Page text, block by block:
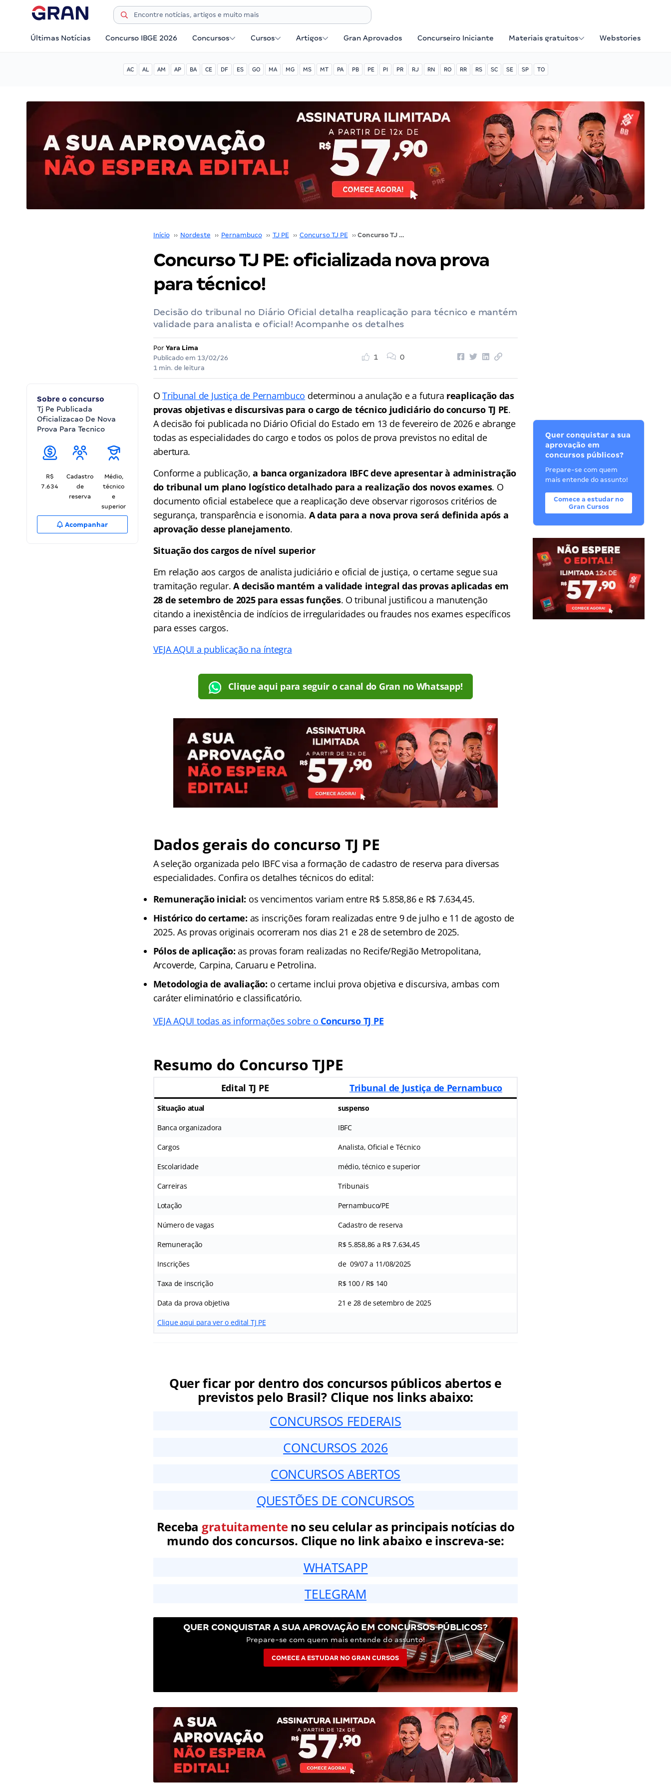
Últimas Notícias Concurso IBGE 2026 Concursos Cursos Artigos Gran Aprovados Concurseiro Iniciante Materiais gratuitos Webstories
AC AL AM AP BA CE DF ES GO MA MG MS MT PA PB PE PI PR RJ RN RO RR RS SC SE SP TO
Início ›› Nordeste ›› Pernambuco ›› TJ PE ›› Concurso TJ PE ›› Concurso TJ PE: oficializada nova prova para técnico!
Concurso TJ PE: oficializada nova prova
para técnico!
Decisão do tribunal no Diário Oficial detalha reaplicação para técnico e mantém
validade para analista e oficial! Acompanhe os detalhes
Por Yara Lima
Publicado em 13/02/26
1 min. de leitura
1 0
Sobre o concurso
Tj Pe Publicada
Oficializacao De Nova
Prova Para Tecnico
R$
7.634
Cadastro
de
reserva
Médio,
técnico
e
superior
Acompanhar
OTribunal de Justiça de Pernambuco determinou a anulação e a futura reaplicação das
provas objetivas e discursivas para o cargo de técnico judiciário do concurso TJ PE.
A decisão foi publicada no Diário Oficial do Estado em 13 de fevereiro de 2026 e abrange
todas as especialidades do cargo e todos os polos de prova previstos no edital de
abertura.
Conforme a publicação,a banca organizadora IBFC deve apresentar à administração
do tribunal um plano logístico detalhado para a realização dos novos exames. O
documento oficial estabelece que a reaplicação deve observar rigorosos critérios de
segurança, transparência e isonomia. A data para a nova prova será definida após a
aprovação desse planejamento.
Situação dos cargos de nível superior
Em relação aos cargos de analista judiciário e oficial de justiça, o certame segue sua
tramitação regular. A decisão mantém a validade integral das provas aplicadas em
28 de setembro de 2025 para essas funções. O tribunal justificou a manutenção
citando a inexistência de indícios de irregularidades ou fraudes nos exames específicos
para esses cargos.
VEJA AQUI a publicação na íntegra
Clique aqui para seguir o canal do Gran no Whatsapp!
Dados gerais do concurso TJ PE
A seleção organizada pelo IBFC visa a formação de cadastro de reserva para diversas
especialidades. Confira os detalhes técnicos do edital:
Remuneração inicial: os vencimentos variam entre R$ 5.858,86 e R$ 7.634,45.
Histórico do certame: as inscrições foram realizadas entre 9 de julho e 11 de agosto de
2025. As provas originais ocorreram nos dias 21 e 28 de setembro de 2025.
Pólos de aplicação: as provas foram realizadas no Recife/Região Metropolitana,
Arcoverde, Carpina, Caruaru e Petrolina.
Metodologia de avaliação: o certame inclui prova objetiva e discursiva, ambas com
caráter eliminatório e classificatório.
VEJA AQUI todas as informações sobre o Concurso TJ PE
Resumo do Concurso TJPE
Edital TJ PE Tribunal de Justiça de Pernambuco
Situação atual suspenso
Banca organizadora IBFC
Cargos Analista, Oficial e Técnico
Escolaridade médio, técnico e superior
Carreiras Tribunais
Lotação Pernambuco/PE
Número de vagas Cadastro de reserva
Remuneração R$ 5.858,86 a R$ 7.634,45
Inscrições de 09/07 a 11/08/2025
Taxa de inscrição R$ 100 / R$ 140
Data da prova objetiva 21 e 28 de setembro de 2025
Clique aqui para ver o edital TJ PE
Quer ficar por dentro dos concursos públicos abertos e
previstos pelo Brasil? Clique nos links abaixo:
CONCURSOS FEDERAIS
CONCURSOS 2026
CONCURSOS ABERTOS
QUESTÕES DE CONCURSOS
Receba gratuitamenteno seu celular as principais notícias do
mundo dos concursos. Clique no link abaixo e inscreva-se:
WHATSAPP
TELEGRAM
QUER CONQUISTAR A SUA APROVAÇÃO EM CONCURSOS PÚBLICOS?
Prepare-se com quem mais entende do assunto!
COMECE A ESTUDAR NO GRAN CURSOS
Quer conquistar a sua
aprovação em
concursos públicos?
Prepare-se com quem
mais entende do assunto!
Comece a estudar no
Gran Cursos